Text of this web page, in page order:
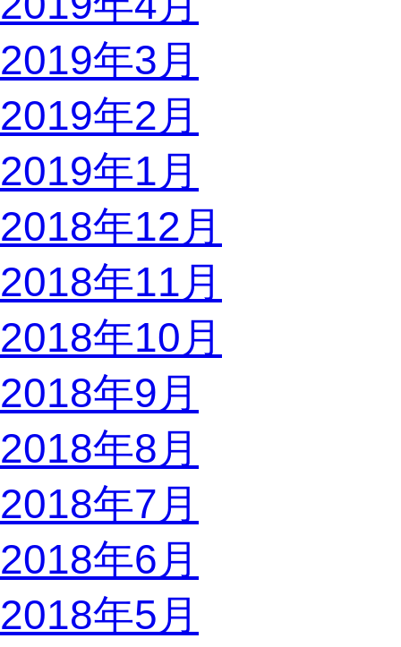
2019年3月
2019年2月
2019年1月
2018年12月
2018年11月
2018年10月
2018年9月
2018年8月
2018年7月
2018年6月
2018年5月